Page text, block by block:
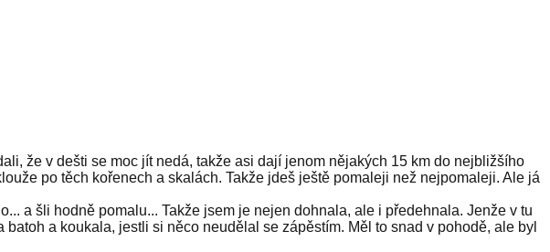
že v dešti se moc jít nedá, takže asi dají jenom nějakých 15 km do nejbližšího
po těch kořenech a skalách. Takže jdeš ještě pomaleji než nejpomaleji. Ale já
a šli hodně pomalu... Takže jsem je nejen dohnala, ale i předehnala. Jenže v tu
a koukala, jestli si něco neudělal se zápěstím. Měl to snad v pohodě, ale byl